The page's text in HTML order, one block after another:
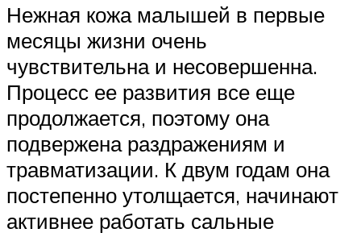
Нежная кожа малышей в первые
месяцы жизни очень
чувствительна и несовершенна.
Процесс ее развития все еще
продолжается, поэтому она
подвержена раздражениям и
травматизации. К двум годам она
постепенно утолщается, начинают
активнее работать сальные